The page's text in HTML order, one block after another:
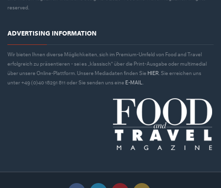
reserved.
ADVERTISING INFORMATION
Wir bieten Ihnen diverse Möglichkeiten, sich im Premium-Umfeld von Food and Travel
erfolgreich zu präsentieren - sei es „klassisch“ über die Print-Ausgabe oder multimedial
über unsere Online-Plattform. Unsere Mediadaten finden Sie HIER. Sie erreichen uns
unter +49 (0)40 18291 811 oder Sie senden uns eine E-MAIL.